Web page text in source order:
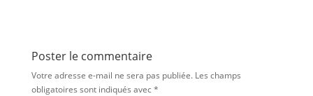
Poster le commentaire
Votre adresse e-mail ne sera pas publiée. Les champs
obligatoires sont indiqués avec*